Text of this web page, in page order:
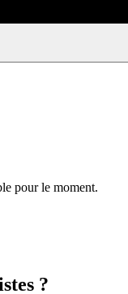
pour le moment.
?